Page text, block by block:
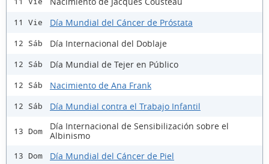
11 Vie Día Mundial del Cáncer de Próstata
12 Sáb Día Internacional del Doblaje
12 Sáb Día Mundial de Tejer en Público
12 Sáb Nacimiento de Ana Frank
12 Sáb Día Mundial contra el Trabajo Infantil
13 Dom
Día Internacional de Sensibilización sobre el
Albinismo
13 Dom Día Mundial del Cáncer de Piel